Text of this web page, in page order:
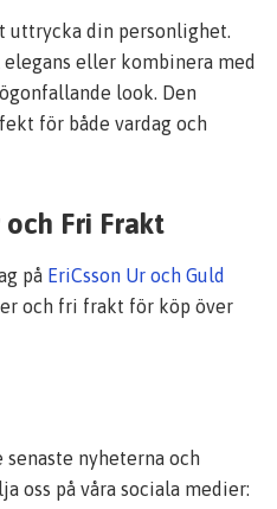
uttrycka din personlighet.
eller kombinera med
look. Den
för både vardag och
och Fri Frakt
på EriCsson Ur och Guld
och fri frakt för köp över
nyheterna och
oss på våra sociala medier: